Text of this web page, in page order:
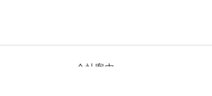
会社案内